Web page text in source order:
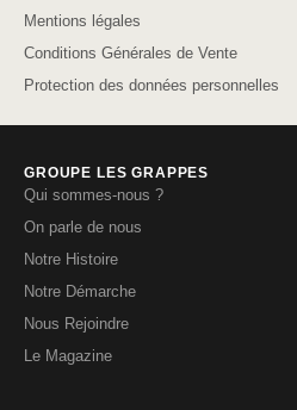
Mentions légales
Conditions Générales de Vente
Protection des données personnelles
GROUPE LES GRAPPES
Qui sommes-nous ?
On parle de nous
Notre Histoire
Notre Démarche
Nous Rejoindre
Le Magazine